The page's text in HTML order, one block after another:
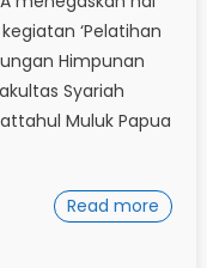
‘Pelatihan
Himpunan
Syariah
Muluk Papua
Read more